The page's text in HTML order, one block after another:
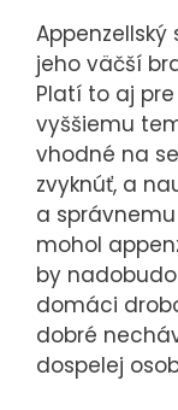
jeho väčší
Platí to aj
vyššiemu
vhodné na
zvyknúť, a
a
mohol
by
domáci
dobré
dospelej